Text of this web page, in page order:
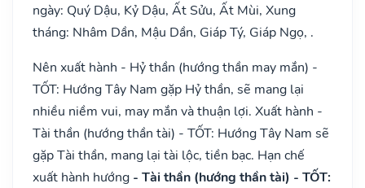
ngày: Quý Dậu, Kỷ Dậu, Ất Sửu, Ất Mùi, Xung
tháng: Nhâm Dần, Mậu Dần, Giáp Tý, Giáp Ngọ, .
Nên xuất hành - Hỷ thần (hướng thần may mắn) -
TỐT: Hướng Tây Nam gặp Hỷ thần, sẽ mang lại
nhiều niềm vui, may mắn và thuận lợi. Xuất hành -
Tài thần (hướng thần tài) - TỐT: Hướng Tây Nam sẽ
gặp Tài thần, mang lại tài lộc, tiền bạc. Hạn chế
xuất hành hướng - Tài thần (hướng thần tài) - TỐT: